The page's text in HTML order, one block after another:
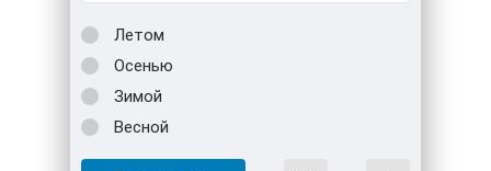
Летом
Осенью
Зимой
Весной